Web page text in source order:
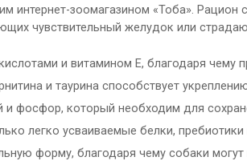
интернет-зоомагазином «Тоба».
чувствительный желудок или
и витамином Е, благодаря чему
и таурина способствует
фосфор, который необходим для
легко усваиваемые белки,
форму, благодаря чему собаки могут